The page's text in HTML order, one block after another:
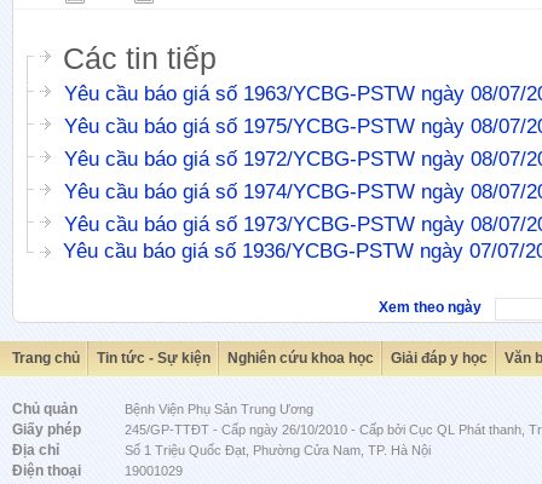
Các tin tiếp
Yêu cầu báo giá số 1963/YCBG-PSTW ngày 08/07/
Yêu cầu báo giá số 1975/YCBG-PSTW ngày 08/07/
Yêu cầu báo giá số 1972/YCBG-PSTW ngày 08/07/
Yêu cầu báo giá số 1974/YCBG-PSTW ngày 08/07/
Yêu cầu báo giá số 1973/YCBG-PSTW ngày 08/07/
Yêu cầu báo giá số 1936/YCBG-PSTW ngày 07/07/
Xem theo ngày
Trang chủ Tin tức - Sự kiện Nghiên cứu khoa học Giải đáp y học Văn
Chủ quản Bệnh Viện Phụ Sản Trung Ương
Giấy phép 245/GP-TTĐT - Cấp ngày 26/10/2010 - Cấp bởi Cục QL Phát thanh,
Địa chỉ Số 1 Triệu Quốc Đạt, Phường Cửa Nam, TP. Hà Nội
Điện thoại 19001029